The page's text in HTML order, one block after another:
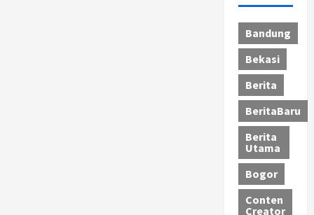
Bandung
Bekasi
Berita
BeritaBaru
Berita
Utama
Bogor
Conten
Creator